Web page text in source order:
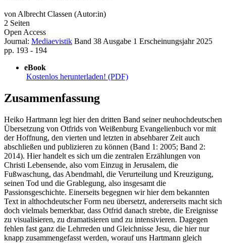
vonAlbrecht Classen (Autor:in)
2 Seiten
Open Access
Journal: Mediaevistik Band 38Ausgabe 1 Erscheinungsjahr 2025
pp. 193 - 194
eBook
Kostenlos herunterladen! (PDF)
Zusammenfassung
Heiko Hartmann legt hier den dritten Band seiner neuhochdeutschen
Übersetzung von Otfrids von Weißenburg Evangelienbuch vor mit
der Hoffnung, den vierten und letzten in absehbarer Zeit auch
abschließen und publizieren zu können (Band 1: 2005; Band 2:
2014). Hier handelt es sich um die zentralen Erzählungen von
Christi Lebensende, also vom Einzug in Jerusalem, die
Fußwaschung, das Abendmahl, die Verurteilung und Kreuzigung,
seinen Tod und die Grablegung, also insgesamt die
Passionsgeschichte. Einerseits begegnen wir hier dem bekannten
Text in althochdeutscher Form neu übersetzt, andererseits macht sich
doch vielmals bemerkbar, dass Otfrid danach strebte, die Ereignisse
zu visualisieren, zu dramatisieren und zu intensivieren. Dagegen
fehlen fast ganz die Lehrreden und Gleichnisse Jesu, die hier nur
knapp zusammengefasst werden, worauf uns Hartmann gleich